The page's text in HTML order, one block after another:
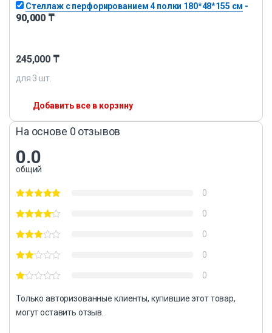
Стеллаж с перфорированием 4 полки 180*48*155 см -
90,000 ₸
245,000 ₸
для 3 шт.
Добавить все в корзину
На основе 0 отзывов
0.0
общий
0
0
0
0
0
Только авторизованные клиенты, купившие этот товар,
могут оставить отзыв.